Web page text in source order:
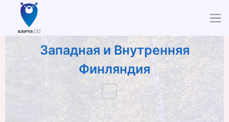
Западная и Внутренняя
Финляндия